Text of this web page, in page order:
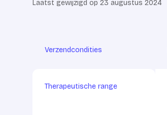
Laatst gewijzigd op 23 augustus 2024
Verzendcondities
Therapeutische range